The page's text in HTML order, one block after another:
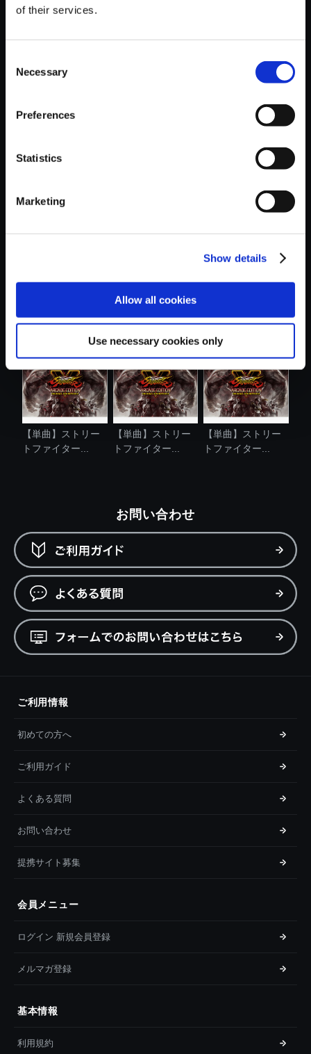
of their services.
Selection
Necessary
Preferences
Statistics
Marketing
Show details
Allow all cookies
Use necessary cookies only
150円
【単曲】ストリー
【単曲】ストリー
トファイター...
【単曲】ストリー
トファイター...
【単曲】ストリー
トファイター...
お問い合わせ
ご利用情報
初めての方へ
ご利用ガイド
よくある質問
お問い合わせ
提携サイト募集
会員メニュー
ログイン 新規会員登録
メルマガ登録
基本情報
利用規約